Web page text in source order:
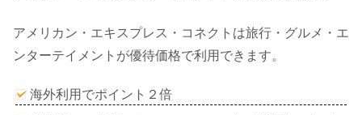
アメリカン・エキスプレス・コネクトは旅行・グルメ・エ
ンターテイメントが優待価格で利用できます。
海外利用でポイント２倍